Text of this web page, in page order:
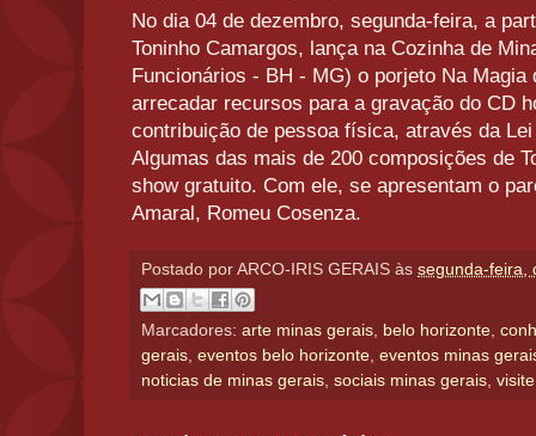
No dia 04 de dezembro, segunda-feira, a
Toninho Camargos, lança na Cozinha de
Funcionários - BH - MG) o porjeto Na Magia
arrecadar recursos para a gravação do CD
contribuição de pessoa física, através da
Algumas das mais de 200 composições de
show gratuito. Com ele, se apresentam o
Amaral, Romeu Cosenza.
Postado por ARCO-IRIS GERAIS às segunda-feira,
Marcadores: arte minas gerais belo horizonte
gerais eventos belo horizonte eventos minas
noticias de minas gerais sociais minas gerais